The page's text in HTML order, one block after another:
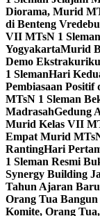
Diorama, Murid
di Benteng
VII MTsN 1
YogyakartaMurid
Demo
1 SlemanHari
Pembiasaan Positif
MTsN 1 Sleman
MadrasahGedung
Murid Kelas VII
Empat Murid
RantingHari
1 Sleman Resmi
Synergy Building
Tahun Ajaran Baru
Orang Tua
Komite, Orang